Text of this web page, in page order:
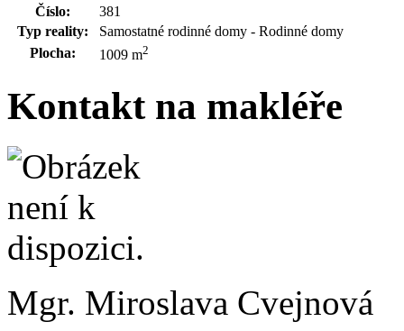
Číslo:
381
Typ reality:
Samostatné rodinné domy - Rodinné domy
Plocha:
1009 m2
Kontakt na makléře
Mgr. Miroslava Cvejnová